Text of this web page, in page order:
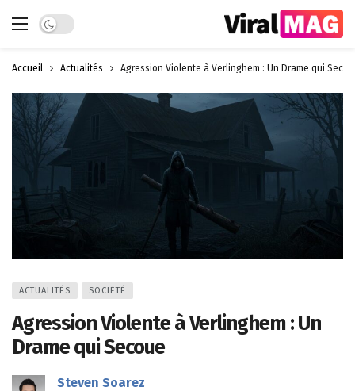
Dark mode
Accueil Actualités Agression Violente à Verlinghem : Un Drame qui
ACTUALITÉS SOCIÉTÉ
Agression Violente à Verlinghem : Un
Drame qui Secoue
Steven Soarez